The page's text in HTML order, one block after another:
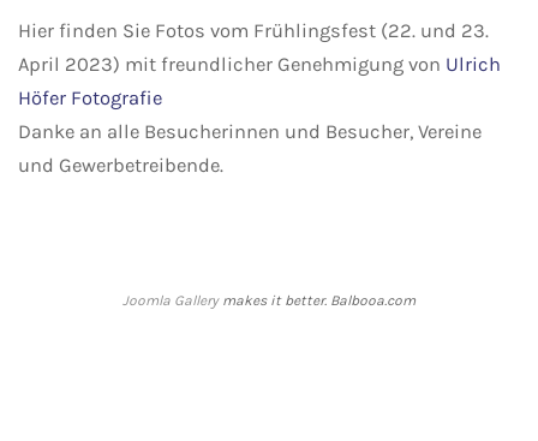
Hier finden Sie Fotos vom Frühlingsfest (22. und 23.
April 2023) mit freundlicher Genehmigung von Ulrich
Höfer Fotografie
Danke an alle Besucherinnen und Besucher, Vereine
und Gewerbetreibende.
Joomla Gallerymakes it better. Balbooa.com